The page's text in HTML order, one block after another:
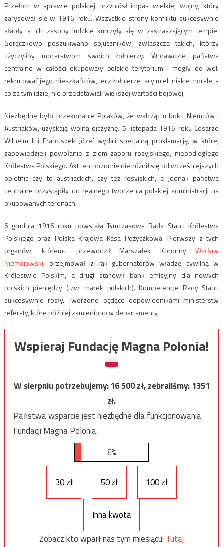
Przełom w sprawie polskiej przyniósł impas wielkiej wojny, który
zarysował się w 1916 roku. Wszystkie strony konfliktu sukcesywnie
słabły, a ich zasoby ludzkie kurczyły się w zastraszającym tempie.
Gorączkowo poszukiwano sojuszników, zwłaszcza takich, którzy
użyczyliby mocarstwom swoich żołnierzy. Wprawdzie państwa
centralne w całości okupowały polskie terytorium i mogły do woli
rekrutować jego mieszkańców, lecz żołnierze tacy mieli niskie morale, a
co za tym idzie, nie przedstawiali większej wartości bojowej.
Niezbędne było przekonanie Polaków, że walcząc u boku Niemców i
Austriaków, uzyskają wolną ojczyznę. 5 listopada 1916 roku Cesarze
Wilhelm II i Franciszek Józef wydali specjalną proklamację, w której
zapowiedzieli powołanie z ziem zaboru rosyjskiego, niepodległego
Królestwa Polskiego. Akt ten pozornie nie różnił się od wcześniejszych
obietnic czy to austriackich, czy też rosyjskich, a jednak państwa
centralne przystąpiły do realnego tworzenia polskiej administracji na
okupowanych terenach.
6 grudnia 1916 roku powstała Tymczasowa Rada Stanu Królestwa
Polskiego oraz Polska Krajowa Kasa Pożyczkowa. Pierwszy z tych
organów, któremu przewodził Marszałek KoronnyWacław
Niemojowski, przejmował z rąk gubernatorów władzę cywilną w
Królestwie Polskim, a drugi stanowił bank emisyjny dla nowych
polskich pieniędzy (tzw. marek polskich). Kompetencje Rady Stanu
sukcesywnie rosły. Tworzono będące odpowiednikami ministerstw
referaty, które później zamieniono w departamenty.
Wspieraj Fundację Magna Polonia!
W sierpniu potrzebujemy:16 500zł, zebraliśmy:1351
zł.
Państwa wsparcie jest niezbędne dla funkcjonowania
Fundacji Magna Polonia.
8%
30 zł 50 zł 100 zł
Inna kwota
Zobacz kto wparł nas tym miesiącu: Tutaj